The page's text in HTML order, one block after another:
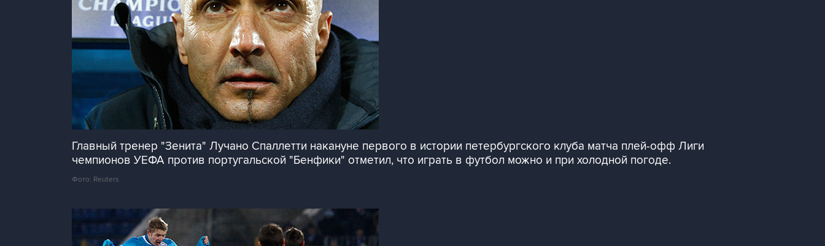
Главный тренер "Зенита" Лучано Спаллетти накануне первого в истории петербургского клуба матча плей-офф Лиги
чемпионов УЕФА против португальской "Бенфики" отметил, что играть в футбол можно и при холодной погоде.
Фото: Reuters